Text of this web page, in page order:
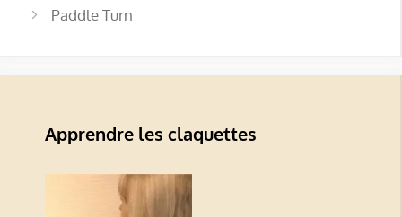
Paddle Turn
Apprendre les claquettes